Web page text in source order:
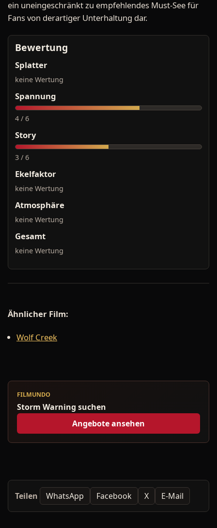
ein uneingeschränkt zu empfehlendes Must-See für
Fans von derartiger Unterhaltung dar.
Bewertung
Splatter
keine Wertung
Spannung
4 / 6
Story
3 / 6
Ekelfaktor
keine Wertung
Atmosphäre
keine Wertung
Gesamt
keine Wertung
Ähnlicher Film:
Wolf Creek
FILMUNDO
Storm Warning suchen
Angebote ansehen
Teilen WhatsApp Facebook X E-Mail